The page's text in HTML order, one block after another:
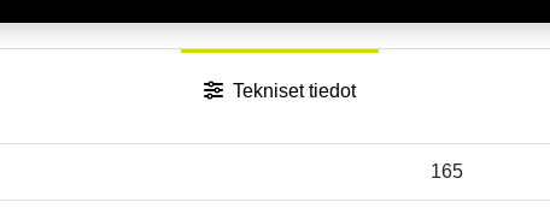
Tekniset tiedot
165